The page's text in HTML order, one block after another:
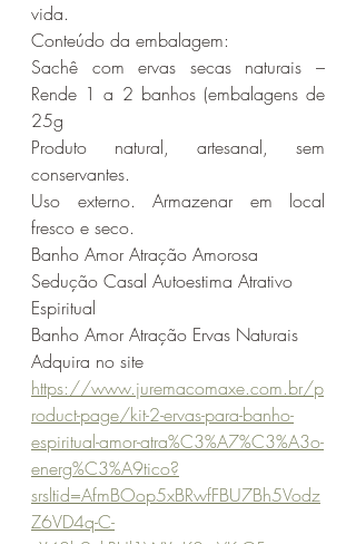
vida.
Conteúdo da embalagem:
Sachê com ervas secas naturais –
Rende 1 a 2 banhos (embalagens de
25g
Produto natural, artesanal, sem
conservantes.
Uso externo. Armazenar em local
fresco e seco.
Banho Amor Atração Amorosa
Sedução Casal Autoestima Atrativo
Espiritual
Banho Amor Atração Ervas Naturais
Adquira no site
https://www.juremacomaxe.com.br/p
roduct-page/kit-2-ervas-para-banho-
espiritual-amor-atra%C3%A7%C3%A3o-
energ%C3%A9tico?
srsltid=AfmBOop5xBRwfFBU7Bh5Vodz
Z6VD4q-C-